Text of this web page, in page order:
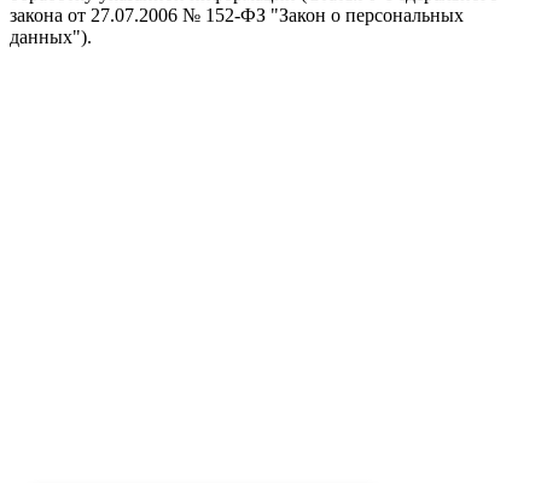
закона от 27.07.2006 № 152-ФЗ "Закон о персональных
данных").